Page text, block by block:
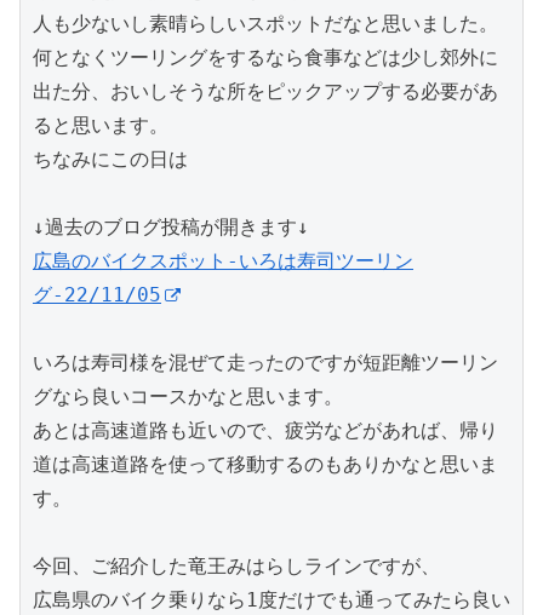
人も少ないし素晴らしいスポットだなと思いました。
何となくツーリングをするなら食事などは少し郊外に
出た分、おいしそうな所をピックアップする必要があ
ると思います。
ちなみにこの日は
広島のバイクスポット-いろは寿司ツーリン
グ-22/11/05
いろは寿司様を混ぜて走ったのですが短距離ツーリン
グなら良いコースかなと思います。
あとは高速道路も近いので、疲労などがあれば、帰り
道は高速道路を使って移動するのもありかなと思いま
す。
今回、ご紹介した竜王みはらしラインですが、
広島県のバイク乗りなら1度だけでも通ってみたら良い